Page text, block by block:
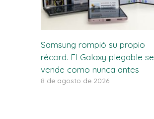
Samsung rompió su propio
récord. El Galaxy plegable se
vende como nunca antes
8 de agosto de 2026